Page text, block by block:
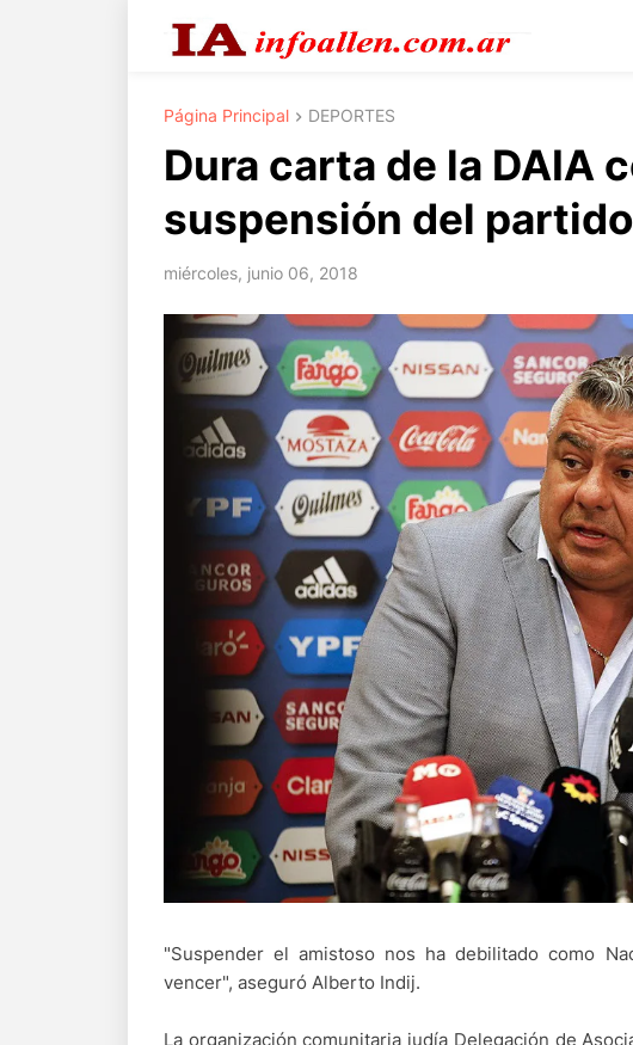
Página Principal DEPORTES
Dura carta de la DAIA
suspensión del
miércoles, junio 06, 2018
"Suspender el amistoso nos ha debilitado como
vencer", aseguró Alberto Indij.
La organización comunitaria judía Delegación de